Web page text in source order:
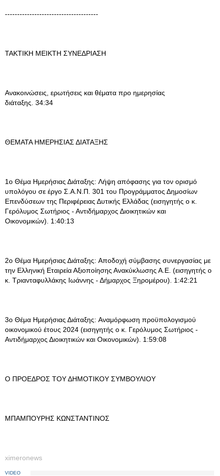
--------------------------------------
ΤΑΚΤΙΚΗ ΜΕΙΚΤΗ ΣΥΝΕΔΡΙΑΣΗ
Ανακοινώσεις, ερωτήσεις και θέματα προ ημερησίας
διάταξης. 34:34
ΘΕΜΑΤΑ ΗΜΕΡΗΣΙΑΣ ΔΙΑΤΑΞΗΣ
1ο Θέμα Ημερήσιας Διάταξης: Λήψη απόφασης για τον ορισμό
υπολόγου σε έργο Σ.Α.Ν.Π. 301 του Προγράμματος Δημοσίων
Επενδύσεων της Περιφέρειας Δυτικής Ελλάδας (εισηγητής ο κ.
Γερόλυμος Σωτήριος - Αντιδήμαρχος Διοικητικών και
Οικονομικών). 1:40:13
2ο Θέμα Ημερήσιας Διάταξης: Αποδοχή σύμβασης συνεργασίας με
την Ελληνική Εταιρεία Αξιοποίησης Ανακύκλωσης Α.Ε. (εισηγητής ο
κ. Τριανταφυλλάκης Ιωάννης - Δήμαρχος Ξηρομέρου). 1:42:21
3ο Θέμα Ημερήσιας Διάταξης: Αναμόρφωση προϋπολογισμού
οικονομικού έτους 2024 (εισηγητής ο κ. Γερόλυμος Σωτήριος -
Αντιδήμαρχος Διοικητικών και Οικονομικών). 1:59:08
Ο ΠΡΟΕΔΡΟΣ ΤΟΥ ΔΗΜΟΤΙΚΟΥ ΣΥΜΒΟΥΛΙΟΥ
ΜΠΑΜΠΟΥΡΗΣ ΚΩΝΣΤΑΝΤΙΝΟΣ
ximeronews
VIDEO